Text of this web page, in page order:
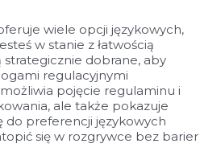
wiele opcji językowych,
w stanie z łatwością
strategicznie dobrane, aby
regulacyjnymi
pojęcie regulaminu i
ale także pokazuje
do preferencji językowych
się w rozgrywce bez barier